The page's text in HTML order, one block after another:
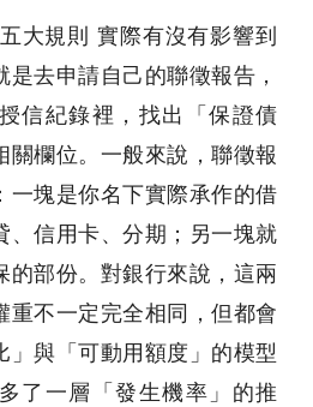
大規則 實際有沒有影響到
去申請自己的聯徵報告，
信紀錄裡，找出「保證債
關欄位。一般來說，聯徵報
一塊是你名下實際承作的借
、信用卡、分期；另一塊就
的部份。對銀行來說，這兩
重不一定完全相同，但都會
」與「可動用額度」的模型
了一層「發生機率」的推